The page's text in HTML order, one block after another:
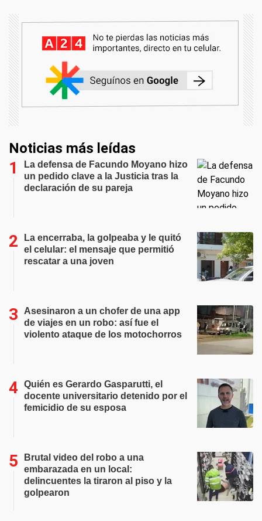
Noticias más leídas
La defensa de Facundo Moyano hizo
un pedido clave a la Justicia tras la
declaración de su pareja
La encerraba, la golpeaba y le quitó
el celular: el mensaje que permitió
rescatar a una joven
Asesinaron a un chofer de una app
de viajes en un robo: así fue el
violento ataque de los motochorros
Quién es Gerardo Gasparutti, el
docente universitario detenido por el
femicidio de su esposa
Brutal video del robo a una
embarazada en un local:
delincuentes la tiraron al piso y la
golpearon